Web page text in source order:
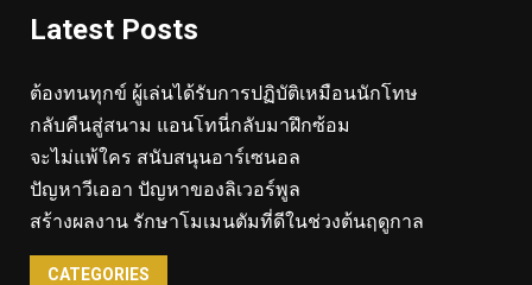
Latest Posts
ต้องทนทุกข์ ผู้เล่นได้รับการปฏิบัติเหมือนนักโทษ
กลับคืนสู่สนาม แอนโทนี่กลับมาฝึกซ้อม
จะไม่แพ้ใคร สนับสนุนอาร์เซนอล
ปัญหาวีเออา ปัญหาของลิเวอร์พูล
สร้างผลงาน รักษาโมเมนตัมที่ดีในช่วงต้นฤดูกาล
CATEGORIES